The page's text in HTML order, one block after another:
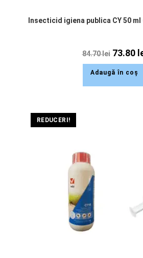
Insecticid igiena publica CY 50 ml
84.70lei 73.80
Adaugă în coș
REDUCERI!